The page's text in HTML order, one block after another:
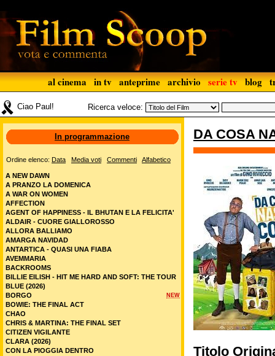
al cinema in tv anteprime archivio serie tv blog
Ciao Paul! Ricerca veloce:
DA COSA
Titolo
In programmazione
Ordine elenco: Data Media voti Commenti Alfabetico
A NEW DAWN
A PRANZO LA DOMENICA
A WAR ON WOMEN
AFFECTION
AGENT OF HAPPINESS - IL BHUTAN E LA FELICITA'
ALDAIR - CUORE GIALLOROSSO
ALLORA BALLIAMO
AMARGA NAVIDAD
ANTARTICA - QUASI UNA FIABA
AVEMMARIA
BACKROOMS
BILLIE EILISH - HIT ME HARD AND SOFT: THE TOUR
BLUE (2026)
NEW
BORGO
BOWIE: THE FINAL ACT
CHAO
CHRIS & MARTINA: THE FINAL SET
CITIZEN VIGILANTE
CLARA (2026)
CON LA PIOGGIA DENTRO